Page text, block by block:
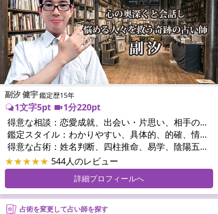
副汐 健宇鑑定歴15年
1文字5pt
1分220pt
得意な相談：
恋愛成就、出会い・片思い、相手の気持ち、相性、結婚、二人の今後、人間関係、職場の人間関係、対人関係、仕事運、適職、天職、転職、進路、就職、人生全般、開業、夢、目標、ビジネスチャンス、ビジネスパートナー、家族関係、夫婦関係、家庭問題、夫婦問題、親族問題、精神問題、心の問題、うつ、トラウマ、ストレス、人生相談、ペットの気持ち、引越し・転居、開運指導、健康運、金運、ご近所問題
鑑定スタイル：
わかりやすい、具体的、的確、情報量が多い、聞き上手、とても話しやすい、じっくり聞いてくれる、深く濃厚、前向き・元気になれる
得意な占術：
姓名判断、四柱推命、易学、陰陽五行、手相、サイコロ
★★★★★ 544人のレビュー
詳細プロフィールへ
占術を変更して占い師を探す